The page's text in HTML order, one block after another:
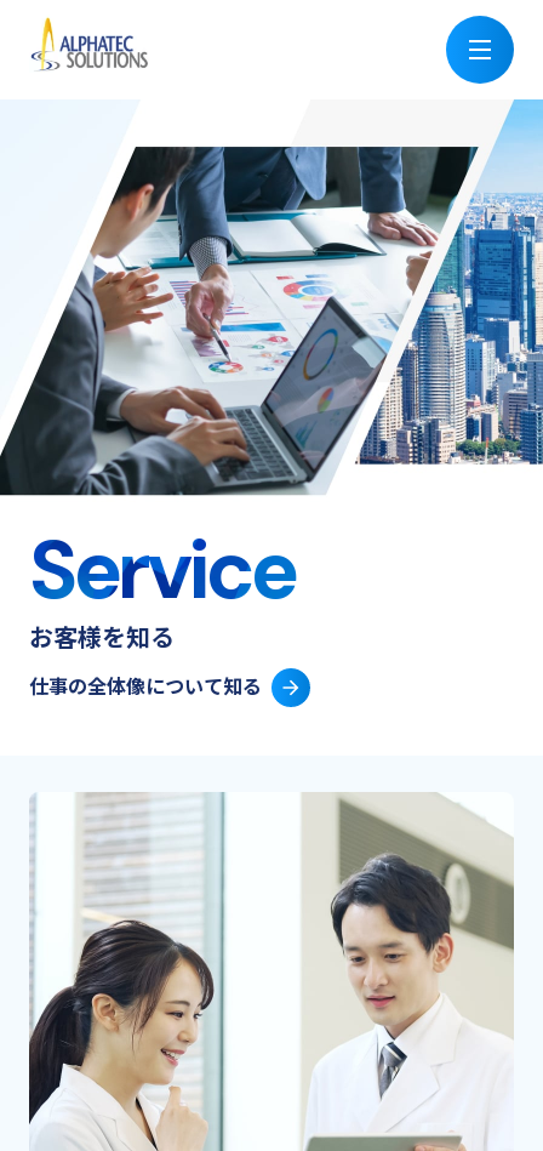
ホーム
会社を知る
仕事を知る
仕事の全体⁨⁩像を知る
お客様を知る
働く環境
教育研修
社員インタビュー
対談
キャリア採用
Service
お客様を知る
仕事の全体像について知る